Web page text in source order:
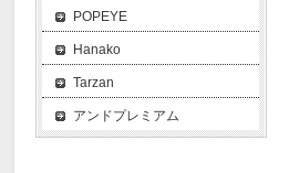
POPEYE
Hanako
Tarzan
アンドプレミアム